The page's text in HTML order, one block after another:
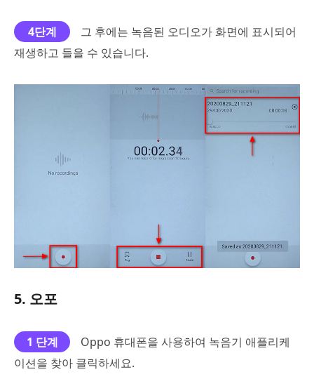
4단계
그 후에는 녹음된 오디오가 화면에 표시되어
재생하고 들을 수 있습니다.
5. 오포
1 단계
Oppo 휴대폰을 사용하여 녹음기 애플리케
이션을 찾아 클릭하세요.